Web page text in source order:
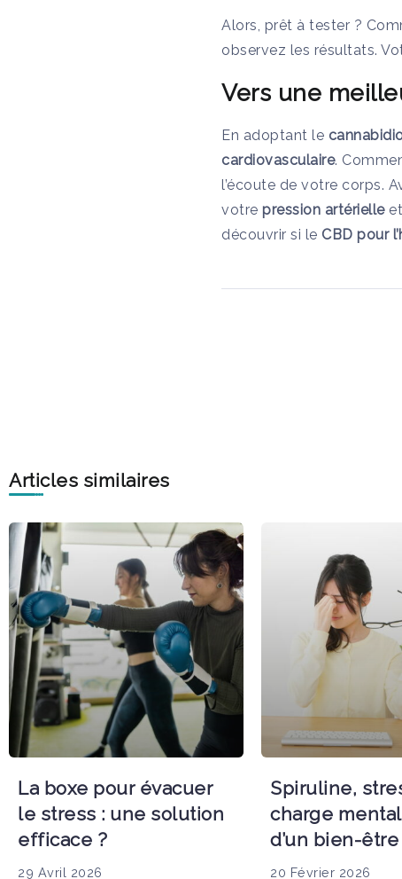
Alors, prêt à tester ?
observez les résultats.
Vers une
En adoptant le
cardiovasculaire.
l’écoute de votre corps.
votrepression artérielleet
découvrir si le CBD pour
Articles similaires
La boxe pour évacuer
le stress : une solution
efficace ?
29 Avril 2026
Spiruline,
charge
d’un bien-
20 Février 2026